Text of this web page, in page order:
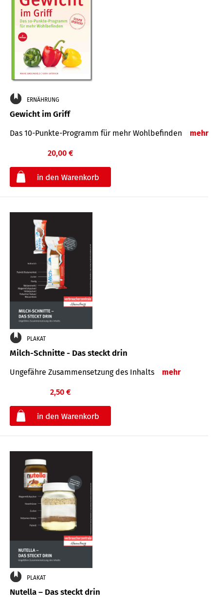
ERNÄHRUNG
Gewicht im Griff
Das 10-Punkte-Programm für mehr Wohlbefinden mehr
20,00 €
PLAKAT
Milch-Schnitte - Das steckt drin
Ungefähre Zu­sammen­setzung des Inhalts mehr
2,50 €
PLAKAT
Nutella – Das steckt drin